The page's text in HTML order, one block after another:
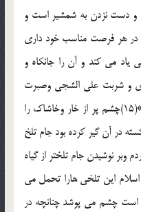
دست نزدن به شمشير است و
در هر فرصت مناسب خود داري
مي كند و آن را جانكاه و
و شربت علي الشجي وصبرت
علي اخذالكظم و علي امّر من طعم العلقم»(15)چشم پر از خار وخاشاك را
در آن گير كرده بود جام تلخ
نوشيدن جام تلختر از گياه
اين تلخي هارا تحمل مي
چشم مي پوشد چنانچه در